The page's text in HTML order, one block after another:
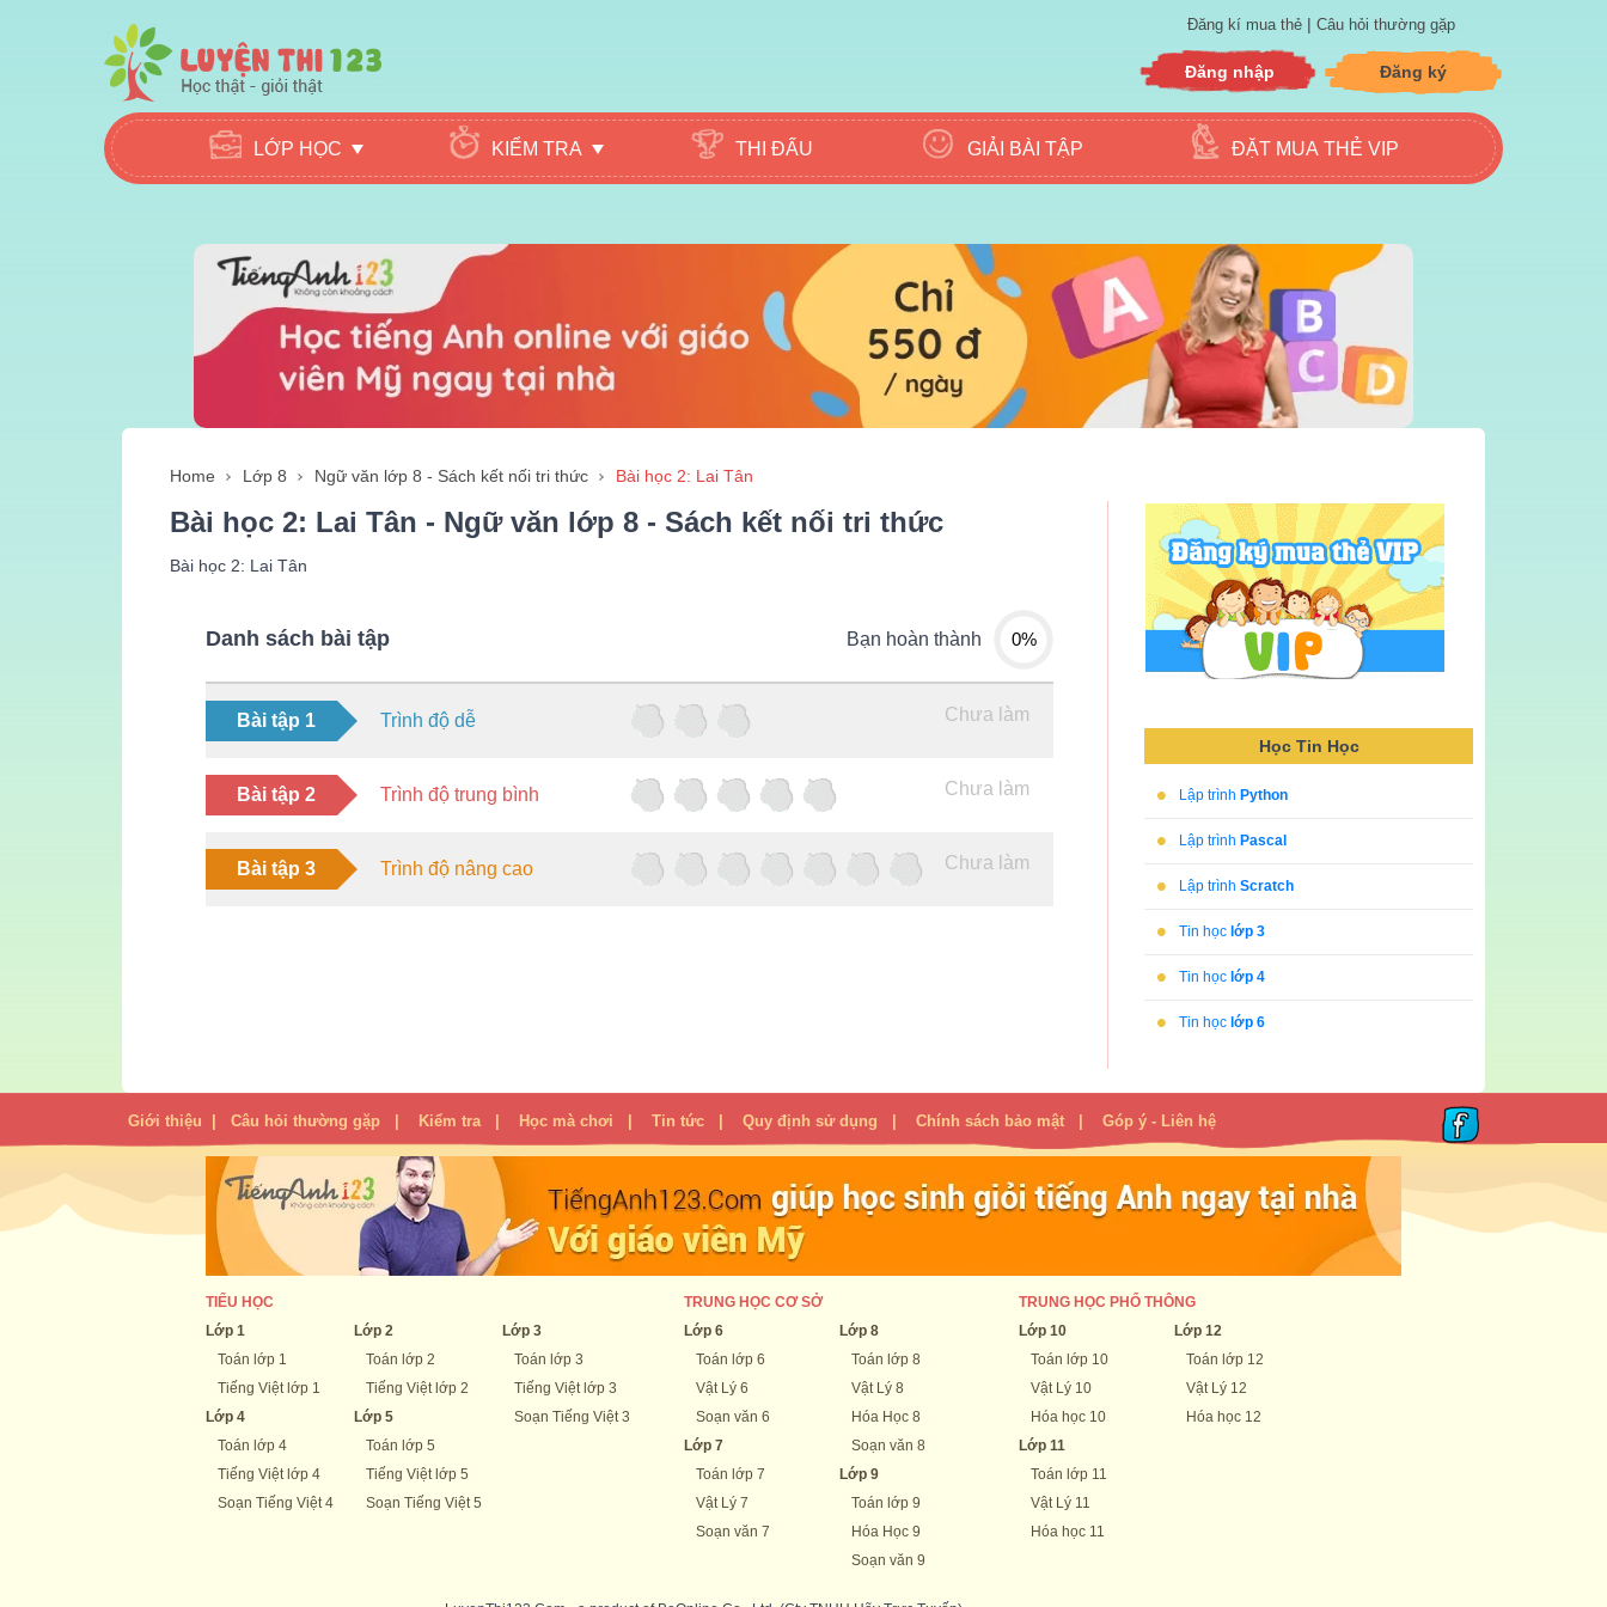
Đăng kí mua thẻ | Câu hỏi thường gặp
Đăng nhập Đăng ký
LỚP HỌC KIỂM TRA THI ĐẤU GIẢI BÀI TẬP ĐẶT MUA THẺ VIP
Home Lớp 8 Ngữ văn lớp 8 - Sách kết nối tri thức Bài học 2: Lai Tân
Bài học 2: Lai Tân - Ngữ văn lớp 8 - Sách kết nối tri thức
Bài học 2: Lai Tân
Danh sách bài tập Bạn hoàn thành 0%
Bài tập 1 Trình độ dễ Chưa làm
Bài tập 2 Trình độ trung bình Chưa làm
Bài tập 3 Trình độ nâng cao Chưa làm
Học Tin Học
• Lập trình Python
• Lập trình Pascal
• Lập trìnhScratch
• Tin học lớp 3
• Tin học lớp 4
• Tin học lớp 6
Giới thiệu Câu hỏi thường gặp Kiểm tra Học mà chơi Tin tức Quy định sử dụng Chính sách bảo mật Góp ý - Liên hệ
TIỂU HỌC
Lớp 1
Toán lớp 1
Tiếng Việt lớp 1
Lớp 4
Toán lớp 4
Tiếng Việt lớp 4
Soạn Tiếng Việt 4
Lớp 2
Toán lớp 2
Tiếng Việt lớp 2
Lớp 5
Toán lớp 5
Tiếng Việt lớp 5
Soạn Tiếng Việt 5
Lớp 3
Toán lớp 3
Tiếng Việt lớp 3
Soạn Tiếng Việt 3
TRUNG HỌC CƠ SỞ
Lớp 6
Toán lớp 6
Vật Lý 6
Soạn văn 6
Lớp 7
Toán lớp 7
Vật Lý 7
Soạn văn 7
Lớp 8
Toán lớp 8
Vật Lý 8
Hóa Học 8
Soạn văn 8
Lớp 9
Toán lớp 9
Hóa Học 9
Soạn văn 9
TRUNG HỌC PHỔ THÔNG
Lớp 10
Toán lớp 10
Vật Lý 10
Hóa học 10
Lớp 11
Toán lớp 11
Vật Lý 11
Hóa học 11
Lớp 12
Toán lớp 12
Vật Lý 12
Hóa học 12